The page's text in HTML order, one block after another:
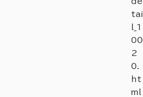
tai
l_1
00
2
0.
ht
ml